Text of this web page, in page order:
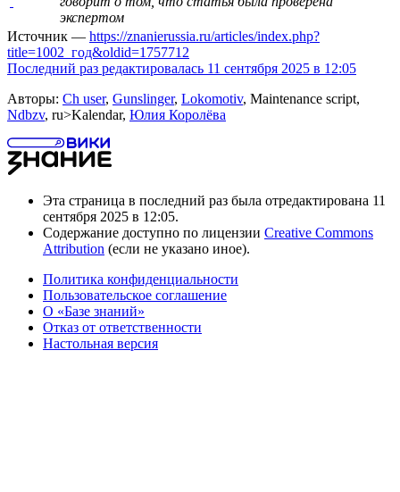
экспертом
Источник — https://znanierussia.ru/articles/index.php?
title=1002_год&oldid=1757712
Последний раз редактировалась 11 сентября 2025 в 12:05
Авторы: Ch user, Gunslinger, Lokomotiv, Maintenance script,
Ndbzv, ru>Kalendar, Юлия Королёва
Эта страница в последний раз была отредактирована 11
сентября 2025 в 12:05.
Содержание доступно по лицензии Creative Commons
Attribution (если не указано иное).
Политика конфиденциальности
Пользовательское соглашение
О «Базе знаний»
Отказ от ответственности
Настольная версия